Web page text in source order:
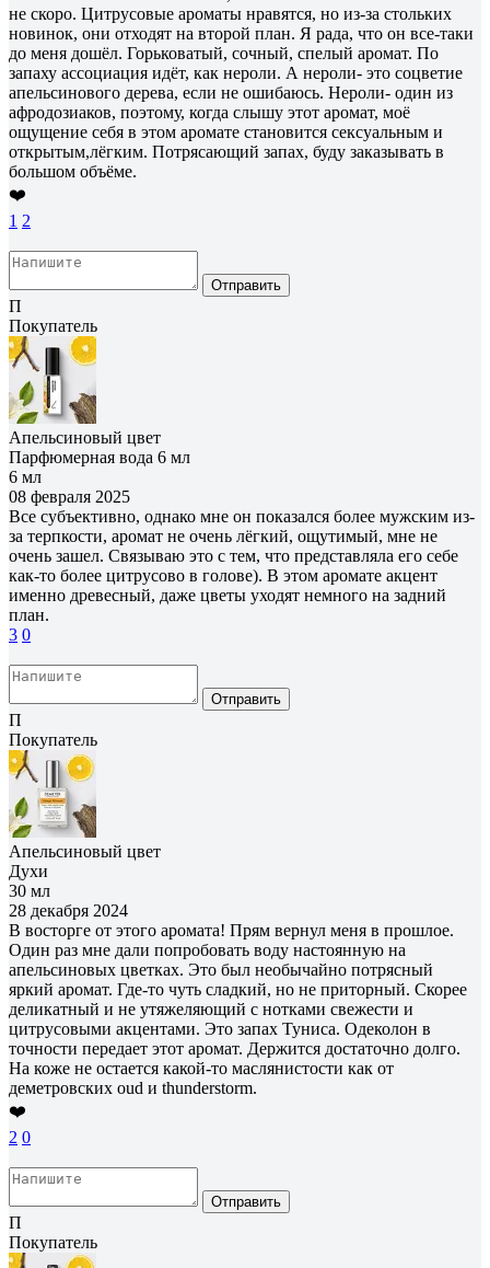
не скоро. Цитрусовые ароматы нравятся, но из-за стольких
новинок, они отходят на второй план. Я рада, что он все-таки
до меня дошёл. Горьковатый, сочный, спелый аромат. По
запаху ассоциация идёт, как нероли. А нероли- это соцветие
апельсинового дерева, если не ошибаюсь. Нероли- один из
афродозиаков, поэтому, когда слышу этот аромат, моё
ощущение себя в этом аромате становится сексуальным и
открытым,лёгким. Потрясающий запах, буду заказывать в
большом объёме.
❤️
1 2
Отправить
П
Покупатель
Апельсиновый цвет
Парфюмерная вода 6 мл
6 мл
08 февраля 2025
Все субъективно, однако мне он показался более мужским из-
за терпкости, аромат не очень лëгкий, ощутимый, мне не
очень зашел. Связываю это с тем, что представляла его себе
как-то более цитрусово в голове). В этом аромате акцент
именно древесный, даже цветы уходят немного на задний
план.
3 0
Отправить
П
Покупатель
Апельсиновый цвет
Духи
30 мл
28 декабря 2024
В восторге от этого аромата! Прям вернул меня в прошлое.
Один раз мне дали попробовать воду настоянную на
апельсиновых цветках. Это был необычайно потрясный
яркий аромат. Где-то чуть сладкий, но не приторный. Скорее
деликатный и не утяжеляющий с нотками свежести и
цитрусовыми акцентами. Это запах Туниса. Одеколон в
точности передает этот аромат. Держится достаточно долго.
На коже не остается какой-то маслянистости как от
деметровских oud и thunderstorm.
❤️
2 0
Отправить
П
Покупатель